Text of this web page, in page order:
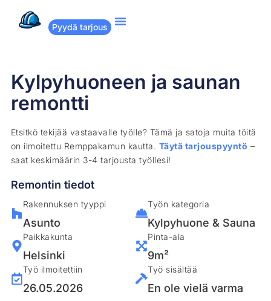
Pyydä tarjous
Kylpyhuoneen ja saunan
remontti
Etsitkö tekijää vastaavalle työlle? Tämä ja satoja muita töitä
on ilmoitettu Remppakamun kautta. Täytä tarjouspyyntö –
saat keskimäärin 3-4 tarjousta työllesi!
Remontin tiedot
Rakennuksen tyyppi
Asunto
Paikkakunta
Helsinki
Työ ilmoitettiin
26.05.2026
Työn kategoria
Kylpyhuone & Sauna
Pinta-ala
9m²
Työ sisältää
En ole vielä varma